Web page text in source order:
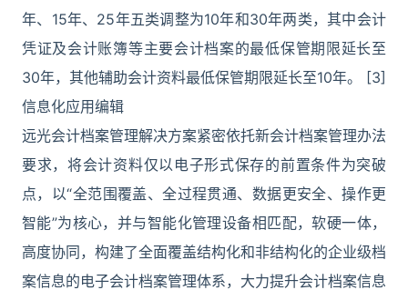
年、15年、25年五类调整为10年和30年两类，其中会计
凭证及会计账簿等主要会计档案的最低保管期限延长至
30年，其他辅助会计资料最低保管期限延长至10年。 [3]
信息化应用编辑
远光会计档案管理解决方案紧密依托新会计档案管理办法
要求，将会计资料仅以电子形式保存的前置条件为突破
点，以“全范围覆盖、全过程贯通、数据更安全、操作更
智能”为核心，并与智能化管理设备相匹配，软硬一体，
高度协同，构建了全面覆盖结构化和非结构化的企业级档
案信息的电子会计档案管理体系，大力提升会计档案信息